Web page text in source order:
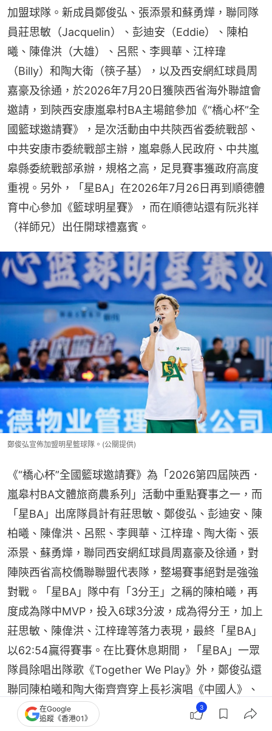
加盟球隊。新成員鄭俊弘、張添景和蘇勇燁，聯同隊
員莊思敏（Jacquelin）、彭迪安（Eddie）、陳柏
曦、陳偉洪（大雄）、呂熙、李興華、江梓瑋
（Billy）和陶大衛（筷子基），以及西安網紅球員周
嘉豪及徐通，於2026年7月20日獲陝西省海外聯誼會
邀請，到陝西安康嵐皋村BA主場館參加《“橋心杯”全
國籃球邀請賽》，是次活動由中共陝西省委統戰部、
中共安康市委統戰部主辦，嵐皋縣人民政府、中共嵐
皋縣委統戰部承辦，規格之高，足見賽事獲政府高度
重視。另外，「星BA」在2026年7月26日再到順德體
育中心參加《籃球明星賽》，而在順德站還有阮兆祥
（祥師兄）出任開球禮嘉賓。
鄭俊弘宣佈加盟明星籃球隊。(公關提供)
《“橋心杯”全國籃球邀請賽》為「2026第四屆陝西．
嵐皋村BA文體旅商農系列」活動中重點賽事之一，而
「星BA」出席隊員計有莊思敏、鄭俊弘、彭迪安、陳
柏曦、陳偉洪、呂熙、李興華、江梓瑋、陶大衛、張
添景、蘇勇燁，聯同西安網紅球員周嘉豪及徐通，對
陣陝西省高校僑聯聯盟代表隊，整場賽事絕對是強強
對戰。「星BA」隊中有「3分王」之稱的陳柏曦，再
度成為隊中MVP，投入6球3分波，成為得分王，加上
莊思敏、陳偉洪、江梓瑋等落力表現，最終「星BA」
以62:54贏得賽事。在比賽休息期間，「星BA」一眾
隊員除唱出隊歌《Together We Play》外，鄭俊弘還
聯同陳柏曦和陶大衛齊齊穿上長衫演唱《中國人》、
《龍的傳人》和《大中國》的串燒歌，原來這次是
Fred首次這樣表演，「我以前都未試過着長衫，仲喺
在Google
追蹤《香港01》
3